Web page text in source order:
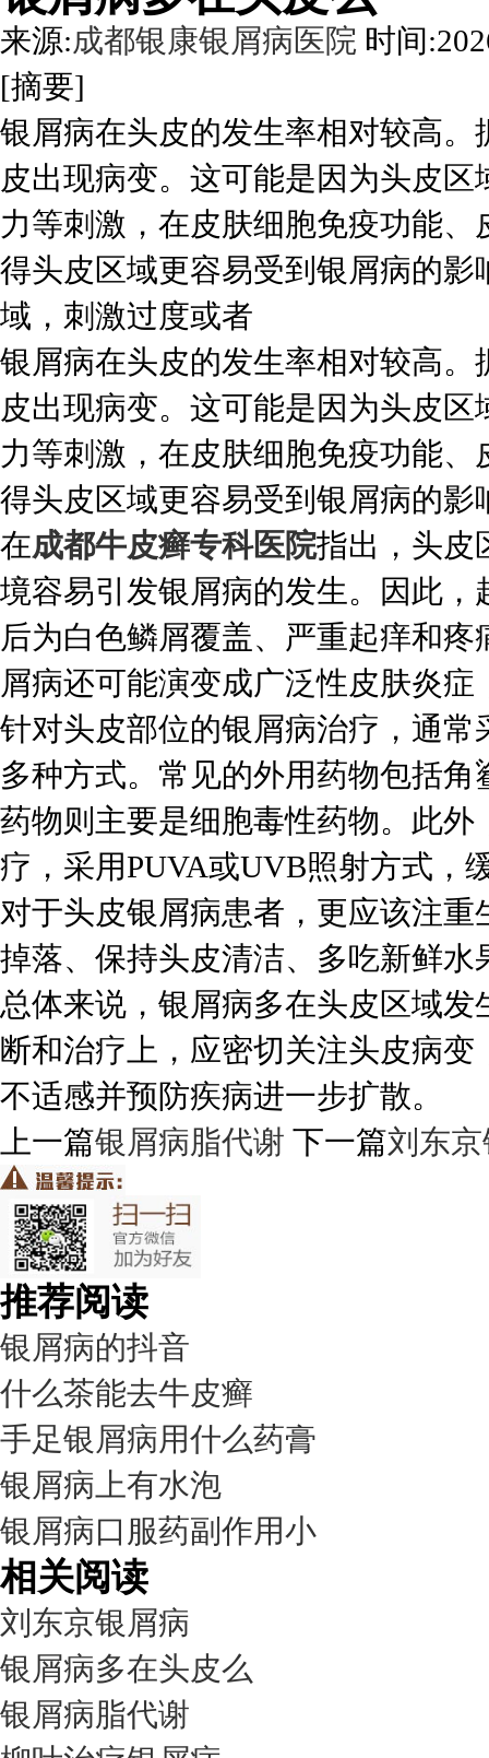
来源:成都银康银屑病医院 时间
[摘要]
银屑病在头皮的发生率相对较高
皮出现病变。这可能是因为头皮
力等刺激，在皮肤细胞免疫功能
得头皮区域更容易受到银屑病的
域，刺激过度或者
银屑病在头皮的发生率相对较高
皮出现病变。这可能是因为头皮
力等刺激，在皮肤细胞免疫功能
得头皮区域更容易受到银屑病的影
在成都牛皮癣专科医院指出，头皮
境容易引发银屑病的发生。因此
后为白色鳞屑覆盖、严重起痒和
屑病还可能演变成广泛性皮肤炎
针对头皮部位的银屑病治疗，通
多种方式。常见的外用药物包括
药物则主要是细胞毒性药物。此
疗，采用PUVA或UVB照射方式，
对于头皮银屑病患者，更应该注
掉落、保持头皮清洁、多吃新鲜
总体来说，银屑病多在头皮区域
断和治疗上，应密切关注头皮病
不适感并预防疾病进一步扩散。
上一篇银屑病脂代谢 下一篇刘东
推荐阅读
银屑病的抖音
什么茶能去牛皮癣
手足银屑病用什么药膏
银屑病上有水泡
银屑病口服药副作用小
相关阅读
刘东京银屑病
银屑病多在头皮么
银屑病脂代谢